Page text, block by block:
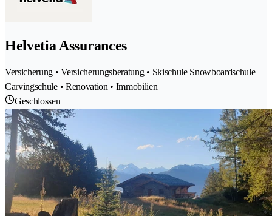
Helvetia Assurances
Versicherung • Versicherungsberatung • Skischule Snowboardschule
Carvingschule • Renovation • Immobilien
Geschlossen